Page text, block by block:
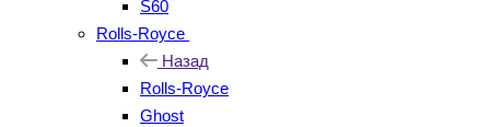
S60
Rolls-Royce
Назад
Rolls-Royce
Ghost